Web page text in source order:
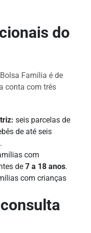
do
Família é de
conta com três
seis parcelas de
de até seis
com
de7 a 18 anos.
com crianças